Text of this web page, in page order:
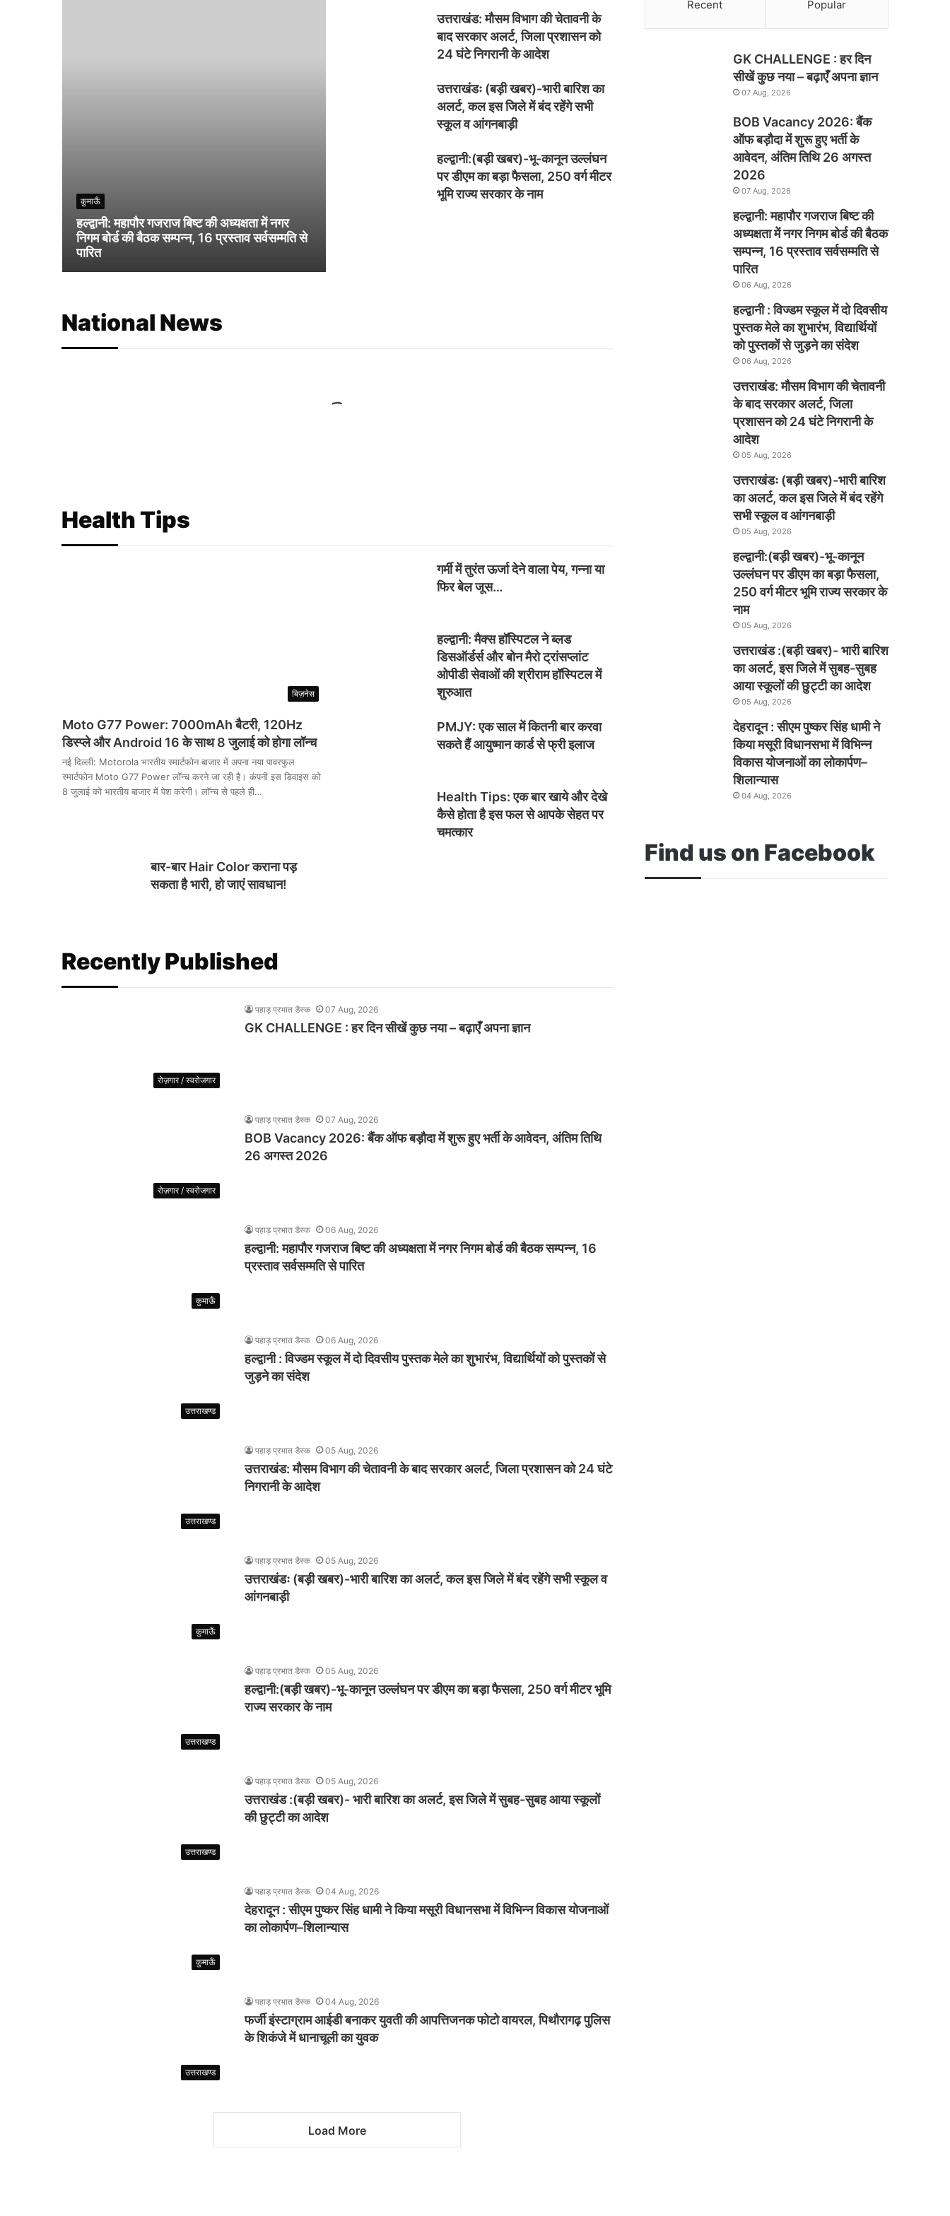
कुमाऊँ
हल्द्वानी: महापौर गजराज बिष्ट की अध्यक्षता में नगर
निगम बोर्ड की बैठक सम्पन्न, 16 प्रस्ताव सर्वसम्मति से
पारित
उत्तराखंड: मौसम विभाग की चेतावनी के
बाद सरकार अलर्ट, जिला प्रशासन को
24 घंटे निगरानी के आदेश
उत्तराखंडः (बड़ी खबर)-भारी बारिश का
अलर्ट, कल इस जिले में बंद रहेंगे सभी
स्कूल व आंगनबाड़ी
हल्द्वानी:(बड़ी खबर)-भू-कानून उल्लंघन
पर डीएम का बड़ा फैसला, 250 वर्ग मीटर
भूमि राज्य सरकार के नाम
National News
Health Tips
बिज़नेस
Moto G77 Power: 7000mAh बैटरी, 120Hz
डिस्प्ले और Android 16 के साथ 8 जुलाई को होगा लॉन्च
नई दिल्ली: Motorola भारतीय स्मार्टफोन बाजार में अपना नया पावरफुल
स्मार्टफोन Moto G77 Power लॉन्च करने जा रही है। कंपनी इस डिवाइस को
8 जुलाई को भारतीय बाजार में पेश करेगी। लॉन्च से पहले ही…
गर्मी में तुरंत ऊर्जा देने वाला पेय, गन्ना या
फिर बेल जूस…
हल्द्वानी: मैक्स हॉस्पिटल ने ब्लड
डिसऑर्डर्स और बोन मैरो ट्रांसप्लांट
ओपीडी सेवाओं की श्रीराम हॉस्पिटल में
शुरुआत
PMJY: एक साल में कितनी बार करवा
सकते हैं आयुष्मान कार्ड से फ्री इलाज
Health Tips: एक बार खाये और देखे
कैसे होता है इस फल से आपके सेहत पर
चमत्कार
बार-बार Hair Color कराना पड़
सकता है भारी, हो जाएं सावधान!
Recently Published
रोज़गार / स्वरोजगार
पहाड़ प्रभात डैस्क 07 Aug, 2026
GK CHALLENGE : हर दिन सीखें कुछ नया – बढ़ाएँ अपना ज्ञान
रोज़गार / स्वरोजगार
पहाड़ प्रभात डैस्क 07 Aug, 2026
BOB Vacancy 2026: बैंक ऑफ बड़ौदा में शुरू हुए भर्ती के आवेदन, अंतिम तिथि
26 अगस्त 2026
कुमाऊँ
पहाड़ प्रभात डैस्क 06 Aug, 2026
हल्द्वानी: महापौर गजराज बिष्ट की अध्यक्षता में नगर निगम बोर्ड की बैठक सम्पन्न, 16
प्रस्ताव सर्वसम्मति से पारित
उत्तराखण्ड
पहाड़ प्रभात डैस्क 06 Aug, 2026
हल्द्वानी : विज्डम स्कूल में दो दिवसीय पुस्तक मेले का शुभारंभ, विद्यार्थियों को पुस्तकों से
जुड़ने का संदेश
उत्तराखण्ड
पहाड़ प्रभात डैस्क 05 Aug, 2026
उत्तराखंड: मौसम विभाग की चेतावनी के बाद सरकार अलर्ट, जिला प्रशासन को 24 घंटे
निगरानी के आदेश
कुमाऊँ
पहाड़ प्रभात डैस्क 05 Aug, 2026
उत्तराखंडः (बड़ी खबर)-भारी बारिश का अलर्ट, कल इस जिले में बंद रहेंगे सभी स्कूल व
आंगनबाड़ी
उत्तराखण्ड
पहाड़ प्रभात डैस्क 05 Aug, 2026
हल्द्वानी:(बड़ी खबर)-भू-कानून उल्लंघन पर डीएम का बड़ा फैसला, 250 वर्ग मीटर भूमि
राज्य सरकार के नाम
उत्तराखण्ड
पहाड़ प्रभात डैस्क 05 Aug, 2026
उत्तराखंड :(बड़ी खबर)- भारी बारिश का अलर्ट, इस जिले में सुबह-सुबह आया स्कूलों
की छुट्टी का आदेश
कुमाऊँ
पहाड़ प्रभात डैस्क 04 Aug, 2026
देहरादून : सीएम पुष्कर सिंह धामी ने किया मसूरी विधानसभा में विभिन्न विकास योजनाओं
का लोकार्पण–शिलान्यास
उत्तराखण्ड
पहाड़ प्रभात डैस्क 04 Aug, 2026
फर्जी इंस्टाग्राम आईडी बनाकर युवती की आपत्तिजनक फोटो वायरल, पिथौरागढ़ पुलिस
के शिकंजे में धानाचूली का युवक
Load More
Recent Popular
GK CHALLENGE : हर दिन
सीखें कुछ नया – बढ़ाएँ अपना ज्ञान
07 Aug, 2026
BOB Vacancy 2026: बैंक
ऑफ बड़ौदा में शुरू हुए भर्ती के
आवेदन, अंतिम तिथि 26 अगस्त
2026
07 Aug, 2026
हल्द्वानी: महापौर गजराज बिष्ट की
अध्यक्षता में नगर निगम बोर्ड की बैठक
सम्पन्न, 16 प्रस्ताव सर्वसम्मति से
पारित
06 Aug, 2026
हल्द्वानी : विज्डम स्कूल में दो दिवसीय
पुस्तक मेले का शुभारंभ, विद्यार्थियों
को पुस्तकों से जुड़ने का संदेश
06 Aug, 2026
उत्तराखंड: मौसम विभाग की चेतावनी
के बाद सरकार अलर्ट, जिला
प्रशासन को 24 घंटे निगरानी के
आदेश
05 Aug, 2026
उत्तराखंडः (बड़ी खबर)-भारी बारिश
का अलर्ट, कल इस जिले में बंद रहेंगे
सभी स्कूल व आंगनबाड़ी
05 Aug, 2026
हल्द्वानी:(बड़ी खबर)-भू-कानून
उल्लंघन पर डीएम का बड़ा फैसला,
250 वर्ग मीटर भूमि राज्य सरकार के
नाम
05 Aug, 2026
उत्तराखंड :(बड़ी खबर)- भारी बारिश
का अलर्ट, इस जिले में सुबह-सुबह
आया स्कूलों की छुट्टी का आदेश
05 Aug, 2026
देहरादून : सीएम पुष्कर सिंह धामी ने
किया मसूरी विधानसभा में विभिन्न
विकास योजनाओं का लोकार्पण–
शिलान्यास
04 Aug, 2026
Find us on Facebook